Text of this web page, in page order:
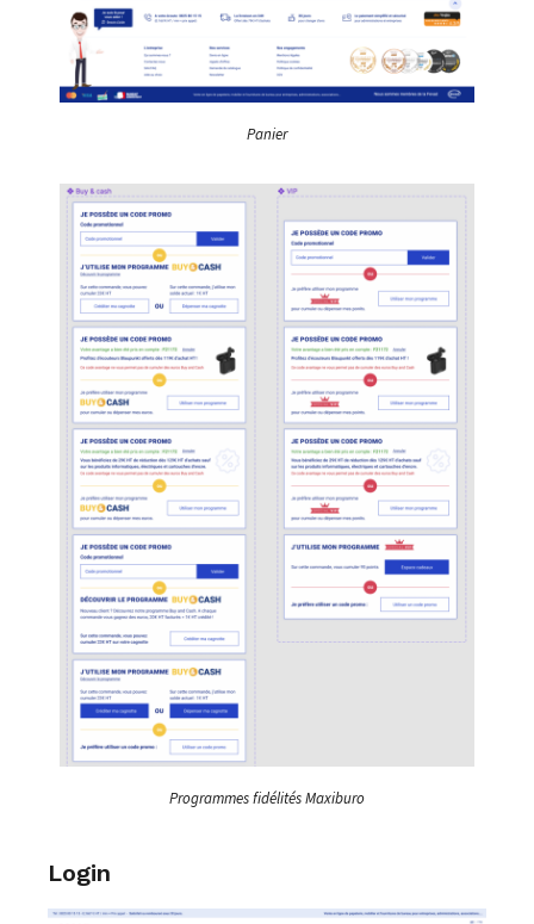
Panier
Programmes fidélités Maxiburo
Login